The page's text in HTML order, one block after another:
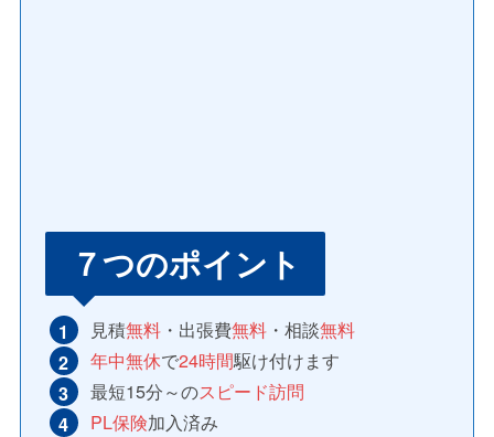
７つのポイント
見積無料・出張費無料・相談無料
年中無休で24時間駆け付けます
最短15分～のスピード訪問
PL保険加入済み